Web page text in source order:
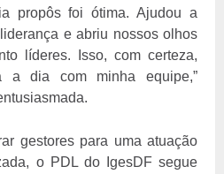
propôs foi ótima. Ajudou a
e abriu nossos olhos
líderes. Isso, com certeza,
a dia com minha equipe,”
gestores para uma atuação
o PDL do IgesDF segue